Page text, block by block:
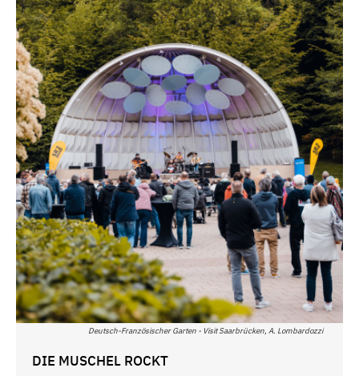
Deutsch-Französischer Garten - Visit Saarbrücken, A. Lombardozzi
DIE MUSCHEL ROCKT